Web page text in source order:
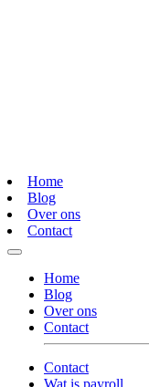
Home
Blog
Over ons
Contact
Home
Blog
Over ons
Contact
Contact